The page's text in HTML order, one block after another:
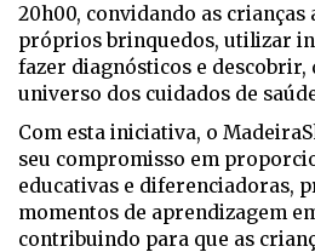
20h00, convidando as crianças
próprios brinquedos, utilizar
fazer diagnósticos e descobrir,
universo dos cuidados de
Com esta iniciativa, o
seu compromisso em
educativas e diferenciadoras,
momentos de aprendizagem
contribuindo para que as